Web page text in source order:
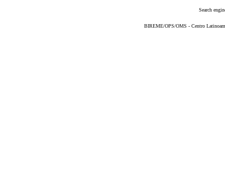
Search
BIREME/OPS/OMS - Centro